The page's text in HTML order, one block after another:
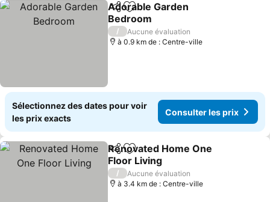
PartagerAjouter à mes favoris
Adorable Garden
Bedroom
Consulter les prix
/
Aucune évaluation
à 0.9 km de : Centre-ville
Sélectionnez des dates pour voir
les prix exacts
Consulter les prix
PartagerAjouter à mes favoris
Renovated Home One
Floor Living
Consulter les prix
/
Aucune évaluation
à 3.4 km de : Centre-ville